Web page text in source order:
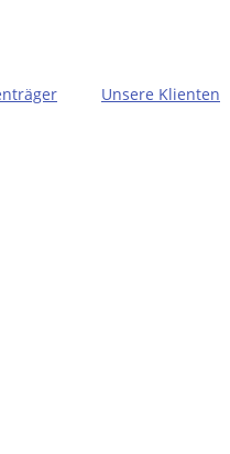
Unsere Klienten